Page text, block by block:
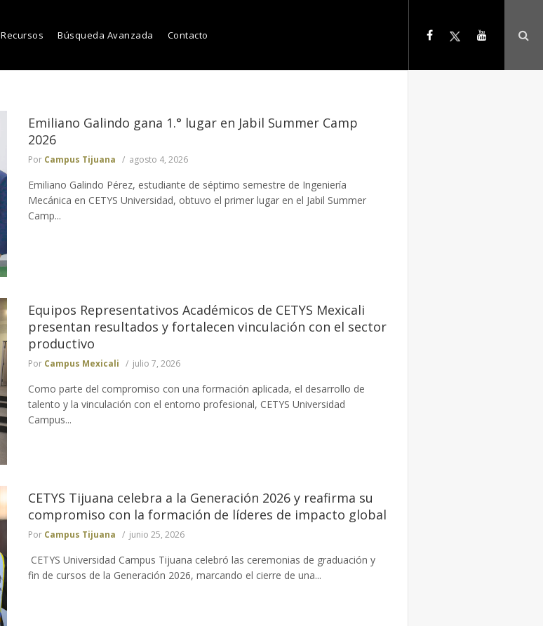
Recursos Búsqueda Avanzada Contacto
Emiliano Galindo gana 1.° lugar en Jabil Summer Camp
2026
Por Campus Tijuana agosto 4, 2026
Emiliano Galindo Pérez, estudiante de séptimo semestre de Ingeniería
Mecánica en CETYS Universidad, obtuvo el primer lugar en el Jabil Summer
Camp...
Equipos Representativos Académicos de CETYS Mexicali
presentan resultados y fortalecen vinculación con el sector
productivo
Por Campus Mexicali julio 7, 2026
Como parte del compromiso con una formación aplicada, el desarrollo de
talento y la vinculación con el entorno profesional, CETYS Universidad
Campus...
CETYS Tijuana celebra a la Generación 2026 y reafirma su
compromiso con la formación de líderes de impacto global
Por Campus Tijuana junio 25, 2026
CETYS Universidad Campus Tijuana celebró las ceremonias de graduación y
fin de cursos de la Generación 2026, marcando el cierre de una...